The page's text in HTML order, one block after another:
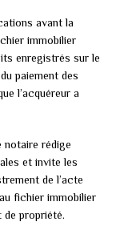
avant la
immobilier
enregistrés sur le
paiement des
l’acquéreur a
rédige
et invite les
de l’acte
fichier immobilier
propriété.